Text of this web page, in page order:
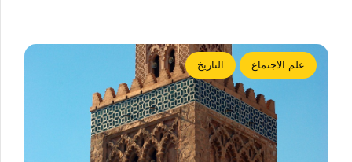
علم الاجتماع التاريخ